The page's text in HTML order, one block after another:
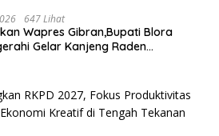
647 Lihat
Wapres Gibran,Bupati Blora
Gelar Kanjeng Raden